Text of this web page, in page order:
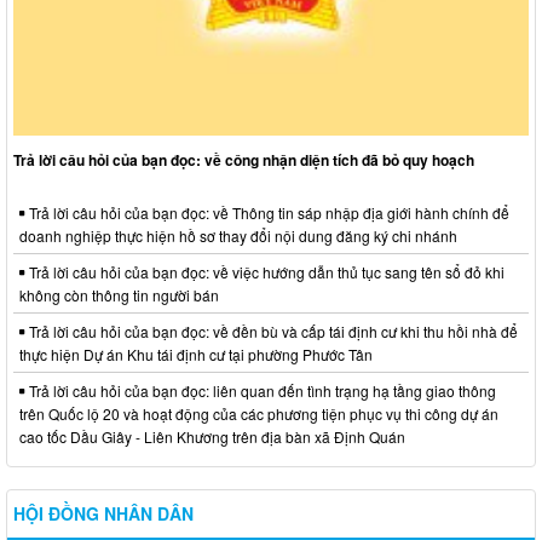
Trả lời câu hỏi của bạn đọc: về công nhận diện tích đã bỏ quy hoạch
Trả lời câu hỏi của bạn đọc: về Thông tin sáp nhập địa giới hành chính để
doanh nghiệp thực hiện hồ sơ thay đổi nội dung đăng ký chi nhánh
Trả lời câu hỏi của bạn đọc: về việc hướng dẫn thủ tục sang tên sổ đỏ khi
không còn thông tin người bán
Trả lời câu hỏi của bạn đọc: về đền bù và cấp tái định cư khi thu hồi nhà để
thực hiện Dự án Khu tái định cư tại phường Phước Tân
Trả lời câu hỏi của bạn đọc: liên quan đến tình trạng hạ tầng giao thông
trên Quốc lộ 20 và hoạt động của các phương tiện phục vụ thi công dự án
cao tốc Dầu Giây - Liên Khương trên địa bàn xã Định Quán
HỘI ĐỒNG NHÂN DÂN